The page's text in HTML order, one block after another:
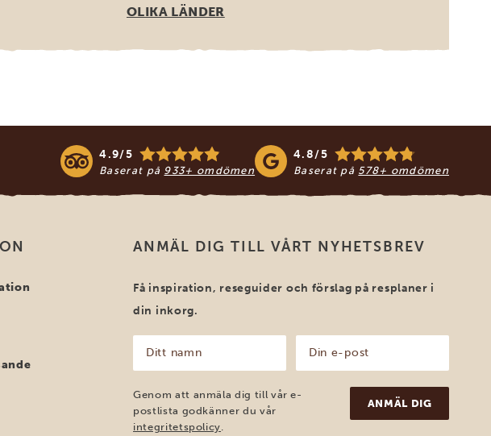
OLIKA LÄNDER
4.9/5
Baserat på 933+ omdömen
4.8/5
Baserat på 578+ omdömen
ANMÄL DIG TILL VÅRT NYHETSBREV
Få inspiration, reseguider och förslag på resplaner i
din inkorg.
namn
(Obligatoriskt)
post
(Obligatoriskt)
Genom att anmäla dig till vår e-
postlista godkänner du vår
integritetspolicy.